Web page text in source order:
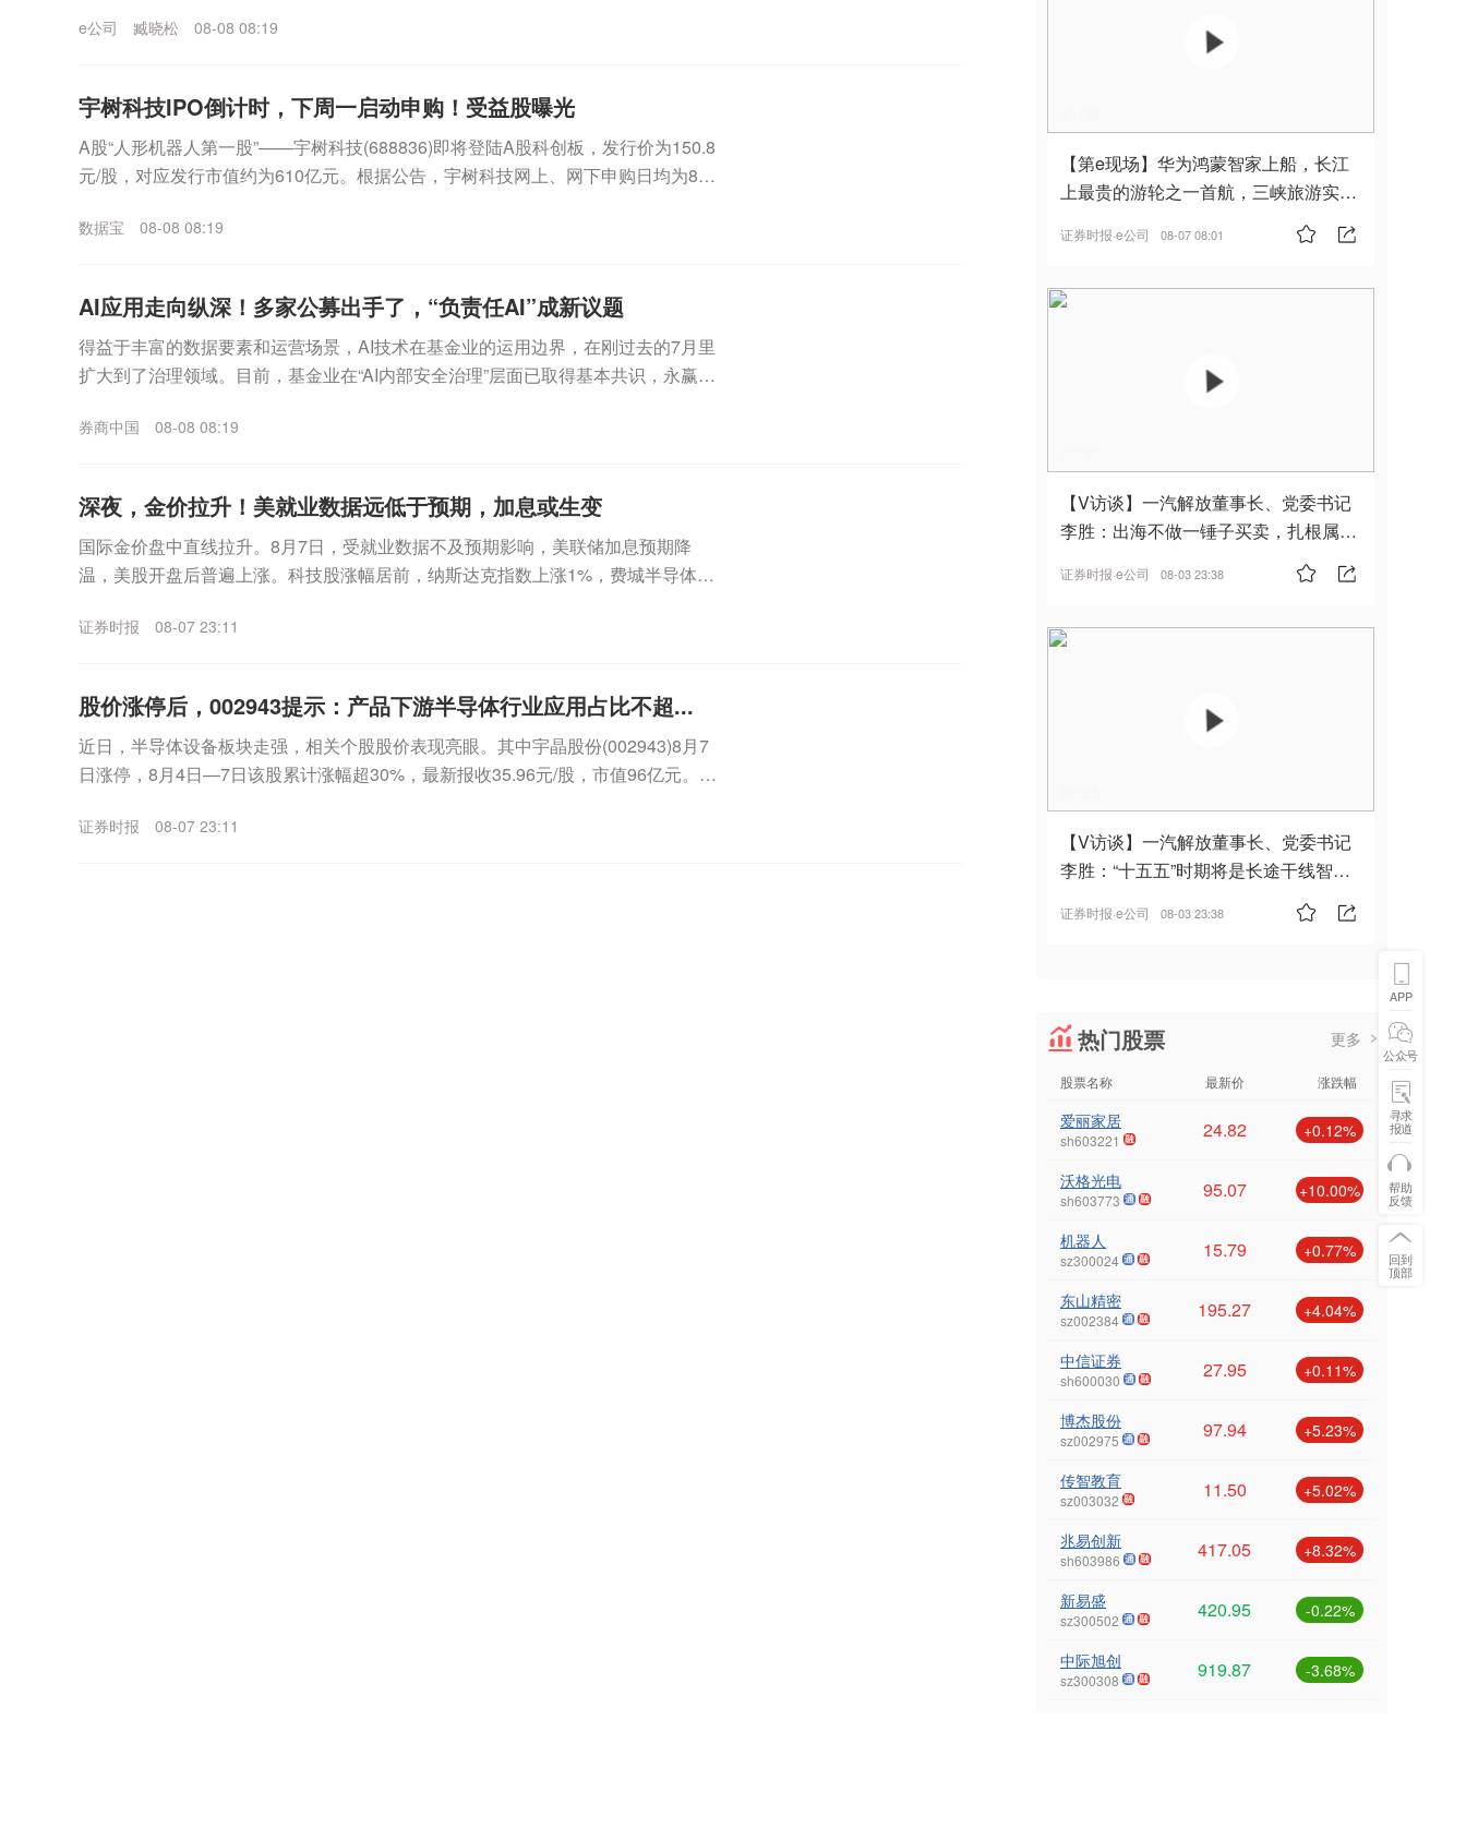
e公司 臧晓松 08-08 08:19
宇树科技IPO倒计时，下周一启动申购！受益股曝光
A股“人形机器人第一股”——宇树科技(688836)即将登陆A股科创板，发行价为150.8
元/股，对应发行市值约为610亿元。根据公告，宇树科技网上、网下申购日均为8月
数据宝 08-08 08:19
AI应用走向纵深！多家公募出手了，“负责任AI”成新议题
得益于丰富的数据要素和运营场景，AI技术在基金业的运用边界，在刚过去的7月里
扩大到了治理领域。目前，基金业在“AI内部安全治理”层面已取得基本共识，永赢、
券商中国 08-08 08:19
深夜，金价拉升！美就业数据远低于预期，加息或生变
国际金价盘中直线拉升。8月7日，受就业数据不及预期影响，美联储加息预期降
温，美股开盘后普遍上涨。科技股涨幅居前，纳斯达克指数上涨1%，费城半导体指
证券时报 08-07 23:11
股价涨停后，002943提示：产品下游半导体行业应用占比不超...
近日，半导体设备板块走强，相关个股股价表现亮眼。其中宇晶股份(002943)8月7
日涨停，8月4日—7日该股累计涨幅超30%，最新报收35.96元/股，市值96亿元。8
证券时报 08-07 23:11
【第e现场】华为鸿蒙智家上船，长江
上最贵的游轮之一首航，三峡旅游实
证券时报·e公司 08-07 08:01
【V访谈】一汽解放董事长、党委书记
李胜：出海不做一锤子买卖，扎根属
证券时报·e公司 08-03 23:38
【V访谈】一汽解放董事长、党委书记
李胜：“十五五”时期将是长途干线智能
证券时报·e公司 08-03 23:38
热门股票 更多
股票名称 最新价 涨跌幅
爱丽家居
sh603221 24.82 +0.12%
沃格光电
sh603773 95.07 +10.00%
机器人
sz300024 15.79 +0.77%
东山精密
sz002384 195.27 +4.04%
中信证券
sh600030 27.95 +0.11%
博杰股份
sz002975 97.94 +5.23%
传智教育
sz003032 11.50 +5.02%
兆易创新
sh603986 417.05 +8.32%
新易盛
sz300502 420.95 -0.22%
中际旭创
sz300308 919.87 -3.68%
APP
公众号
寻求
报道
帮助
反馈
回到
顶部